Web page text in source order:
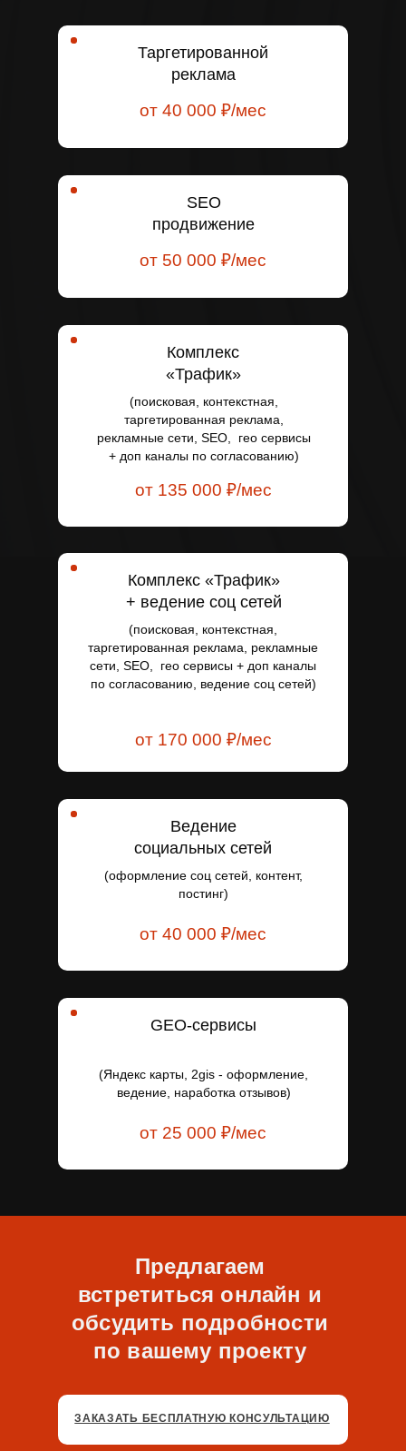
Таргетированной
реклама
от 40 000 ₽/мес
SEO
продвижение
от 50 000 ₽/мес
Комплекс
«Трафик»
(поисковая, контекстная,
таргетированная реклама,
рекламные сети, SEO, гео сервисы
+ доп каналы по согласованию)
от 135 000 ₽/мес
Ведение
социальных сетей
(оформление соц сетей, контент,
постинг)
от 40 000 ₽/мес
GEO-сервисы
(Яндекс карты, 2gis - оформление,
ведение, наработка отзывов)
от 25 000 ₽/мес
Комплекс «Трафик»
+ ведение соц сетей
(поисковая, контекстная,
таргетированная реклама, рекламные
сети, SEO, гео сервисы + доп каналы
по согласованию, ведение соц сетей)
от 170 000 ₽/мес
Предлагаем
встретиться онлайн и
обсудить подробности
по вашему проекту
ЗАКАЗАТЬ БЕСПЛАТНУЮ КОНСУЛЬТАЦИЮ